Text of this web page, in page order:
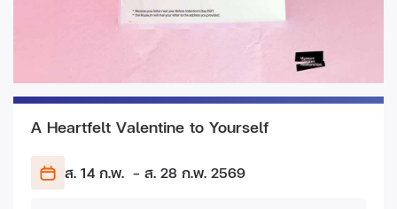
A Heartfelt Valentine to Yourself
ส. 14 ก.พ. - ส. 28 ก.พ. 2569